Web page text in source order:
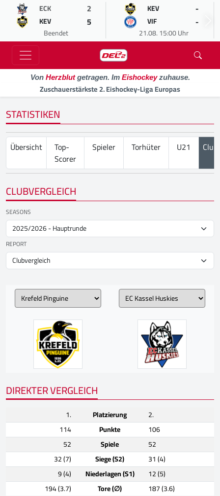
ECK 2
KEV 5
Beendet
KEV -
VIF -
21.08. 15:00 Uhr
Von Herzblutgetragen. Im Eishockeyzuhause.
Zuschauerstärkste 2. Eishockey-Liga Europas
STATISTIKEN
Übersicht
Top-
Scorer
Spieler Torhüter U21
CLUBVERGLEICH
SEASONS
REPORT
DIREKTER VERGLEICH
1. Platzierung
2.
114
Punkte
106
52
Spiele
52
32 (7)
Siege (S2)
31 (4)
9 (4)
Niederlagen (S1)
12 (5)
194 (3.7)
Tore (∅)
187 (3.6)